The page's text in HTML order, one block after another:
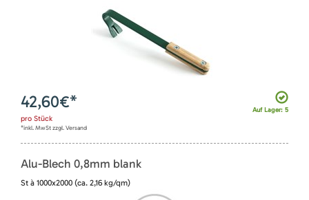
Auf Lager: 5
42,60€*
pro Stück
*inkl. MwSt zzgl. Versand
Alu-Blech 0,8mm blank
St à 1000x2000 (ca. 2,16 kg/qm)